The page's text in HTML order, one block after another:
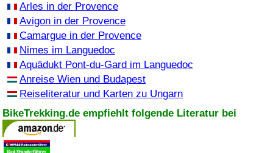
Arles in der Provence
Avigon in der Provence
Camargue in der Provence
Nimes im Languedoc
Aquädukt Pont-du-Gard im Languedoc
Anreise Wien und Budapest
Reiseliteratur und Karten zu Ungarn
BikeTrekking.de empfiehlt folgende Literatur bei